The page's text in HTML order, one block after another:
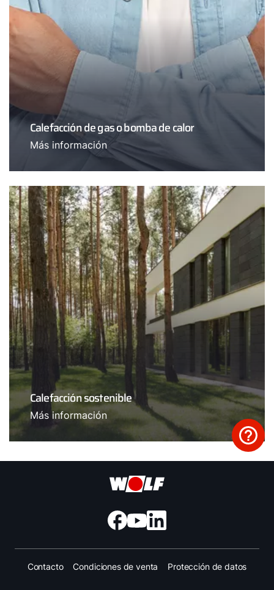
Calefacción de gas o bomba de calor
Más información
Calefacción sostenible
Más información
Contacto Condiciones de venta Protección de datos